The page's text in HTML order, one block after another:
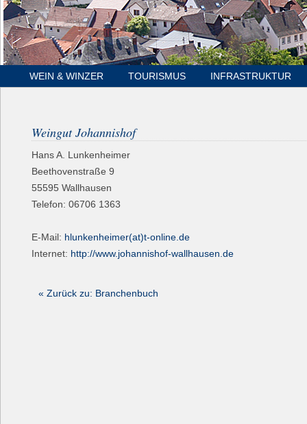
WEIN & WINZER TOURISMUS INFRASTRUKTUR
Weingut Johannishof
Hans A. Lunkenheimer
Beethovenstraße 9
55595 Wallhausen
Telefon: 06706 1363
E-Mail: hlunkenheimer(at)t-online.de
Internet: http://www.johannishof-wallhausen.de
« Zurück zu: Branchenbuch